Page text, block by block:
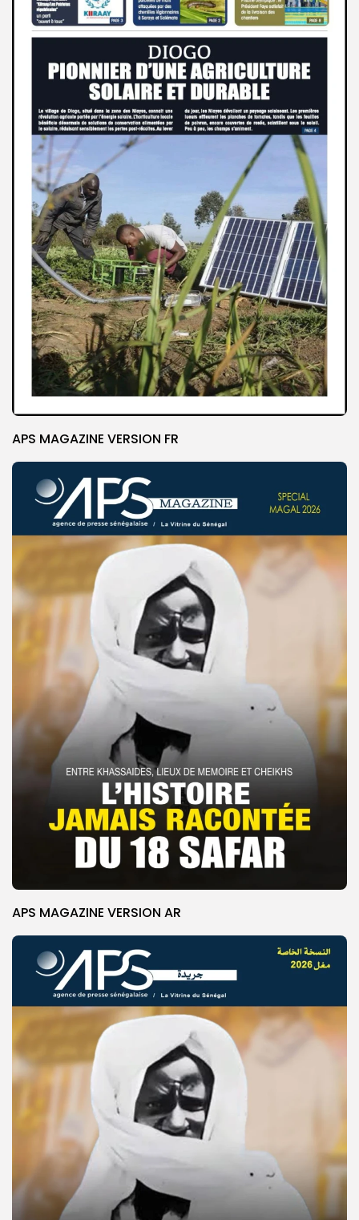
© Copyright 2025, APS
APS MAGAZINE VERSION FR
APS MAGAZINE VERSION AR